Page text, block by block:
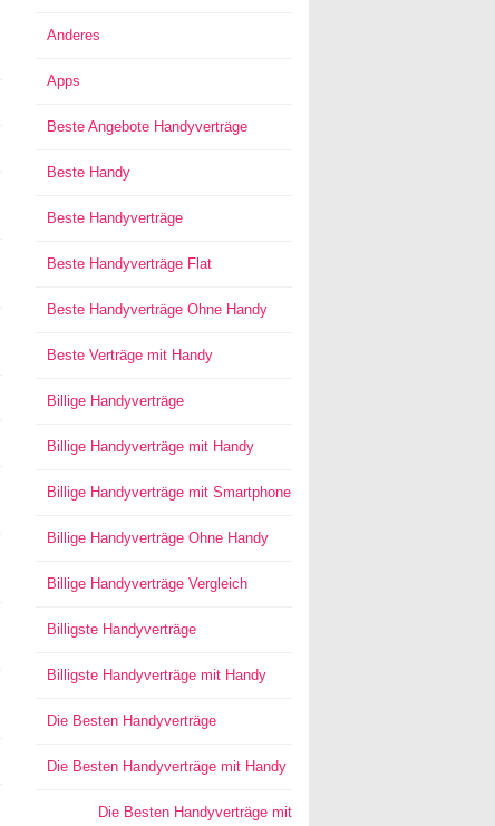
Anderes
Apps
Beste Angebote Handyverträge
Beste Handy
Beste Handyverträge
Beste Handyverträge Flat
Beste Handyverträge Ohne Handy
Beste Verträge mit Handy
Billige Handyverträge
Billige Handyverträge mit Handy
Billige Handyverträge mit Smartphone
Billige Handyverträge Ohne Handy
Billige Handyverträge Vergleich
Billigste Handyverträge
Billigste Handyverträge mit Handy
Die Besten Handyverträge
Die Besten Handyverträge mit Handy
Die Besten Handyverträge mit